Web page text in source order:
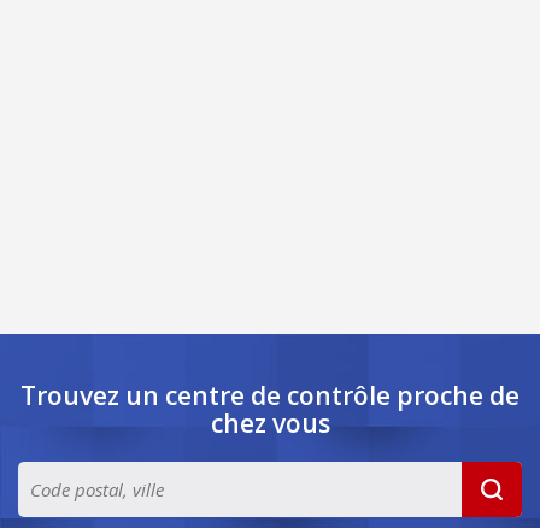
Trouvez un centre de contrôle proche de
chez vous